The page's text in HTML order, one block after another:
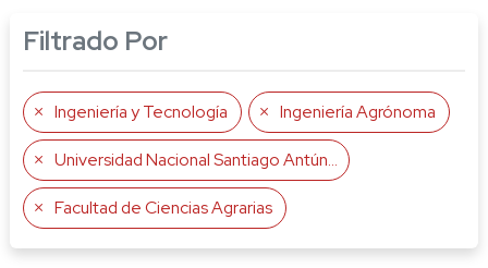
Filtrado Por
Ingeniería y Tecnología Ingeniería Agrónoma
Universidad Nacional Santiago Antúnez de Mayolo
Facultad de Ciencias Agrarias